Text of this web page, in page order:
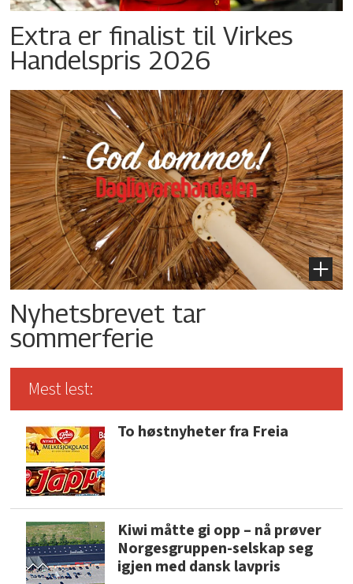
Extra er finalist til Virkes
Handelspris 2026
Nyhetsbrevet tar
sommerferie
Mest lest:
To høstnyheter fra Freia
Kiwi måtte gi opp – nå prøver
Norgesgruppen-selskap seg
igjen med dansk lavpris